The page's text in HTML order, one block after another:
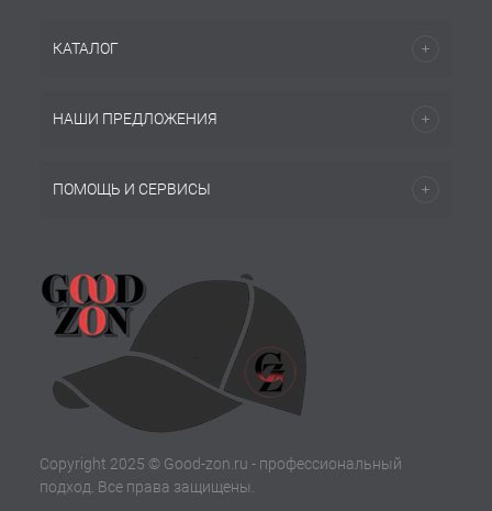
КАТАЛОГ
НАШИ ПРЕДЛОЖЕНИЯ
ПОМОЩЬ И СЕРВИСЫ
Copyright 2025 © Good-zon.ru - профессиональный
подход. Все права защищены.